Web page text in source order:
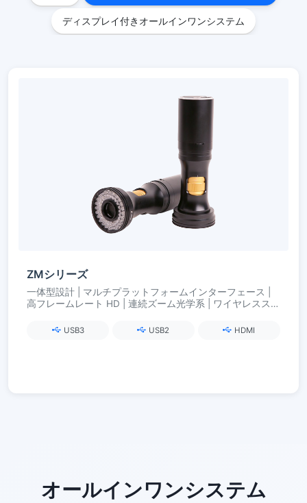
ディスプレイ付きオールインワンシステム
ZMシリーズ
一体型設計 | マルチプラットフォームインターフェース |
高フレームレート HD | 連続ズーム光学系 | ワイヤレススマ
USB3 USB2 HDMI
オールインワンシステム